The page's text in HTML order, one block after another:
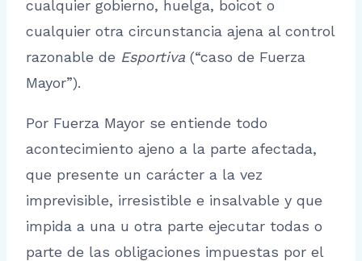
cualquier gobierno, huelga, boicot o
cualquier otra circunstancia ajena al control
razonable de Esportiva (“caso de Fuerza
Mayor”).
Por Fuerza Mayor se entiende todo
acontecimiento ajeno a la parte afectada,
que presente un carácter a la vez
imprevisible, irresistible e insalvable y que
impida a una u otra parte ejecutar todas o
parte de las obligaciones impuestas por el